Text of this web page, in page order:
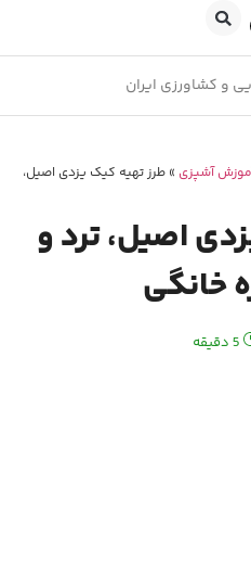
و کشاورزی ایران
آشپزی » طرز تهیه کیک یزدی اصیل،
اصیل، ترد و
خانگی
5 دقیقه